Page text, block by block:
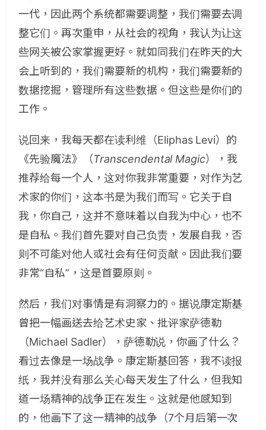
一代，因此两个系统都需要调整，我们需要去调
整它们。再次重申，从社会的视角，我认为让这
些网关被公家掌握更好。就如同我们在昨天的大
会上听到的，我们需要新的机构，我们需要新的
数据挖掘，管理所有这些数据。但这些是你们的
工作。
说回来，我每天都在读利维（Eliphas Levi）的
《先验魔法》（Transcendental Magic），我
推荐给每一个人，这对你我非常重要，对作为艺
术家的你们，这本书是为我们而写。它关于自
我，你自己，这并不意味着以自我为中心，也不
是自私。我们首先要对自己负责，发展自我，否
则不可能对他人或社会有任何贡献。因此我们要
非常“自私”，这是首要原则。
然后，我们对事情是有洞察力的。据说康定斯基
曾把一幅画送去给艺术史家、批评家萨德勒
（Michael Sadler），萨德勒说，你画了什么？
看过去像是一场战争。康定斯基回答，我不读报
纸，我并没有那么关心每天发生了什么，但我知
道一场精神的战争正在发生。这就是他感知到
的，他画下了这一精神的战争（7个月后第一次